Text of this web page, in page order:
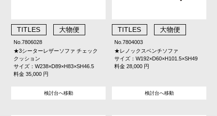
TITLES 大物便
No.7806028
★3シーターレザーソファ チェック
クッション
サイズ：W238×D89×H83×SH46.5
料金 35,000 円
検討台へ移動
TITLES 大物便
No.7804003
★レノックスベンチソファ
サイズ：W192×D60×H101.5×SH49
料金 28,000 円
検討台へ移動